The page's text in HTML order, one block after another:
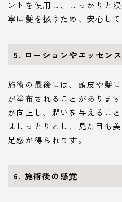
ントを使用し、しっかりと
寧に髪を扱うため、安心して
5. ローションやエッセン
施術の最後には、頭皮や髪
が塗布されることがありま
が向上し、潤いを与えるこ
はしっとりとし、見た目も
足感が得られます。
6. 施術後の感覚